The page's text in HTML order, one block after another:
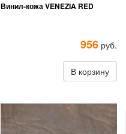
Винил-кожа VENEZIA RED
956 руб.
В корзину